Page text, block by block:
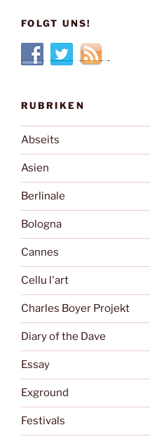
FOLGT UNS!
RUBRIKEN
Abseits
Asien
Berlinale
Bologna
Cannes
Cellu l'art
Charles Boyer Projekt
Diary of the Dave
Essay
Exground
Festivals